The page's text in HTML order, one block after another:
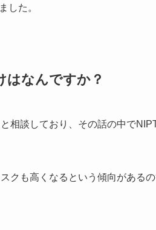
した。
はなんですか？
相談しており、その話の中で
クも高くなるという傾向がある